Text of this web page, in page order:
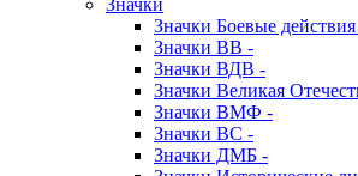
Значки
Значки Боевые
Значки ВВ -
Значки ВДВ -
Значки Великая
Значки ВМФ -
Значки ВС -
Значки ДМБ -